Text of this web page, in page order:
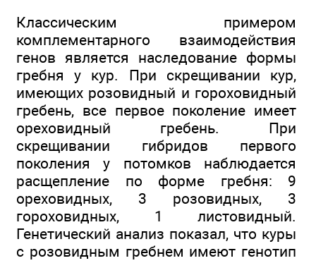
Классическим примером
комплементарного взаимодействия
генов является наследование формы
гребня у кур. При скрещивании кур,
имеющих розовидный и гороховидный
гребень, все первое поколение имеет
ореховидный гребень. При
скрещивании гибридов первого
поколения у потомков наблюдается
расщепление по форме гребня: 9
ореховидных, 3 розовидных, 3
гороховидных, 1 листовидный.
Генетический анализ показал, что куры
с розовидным гребнем имеют генотип